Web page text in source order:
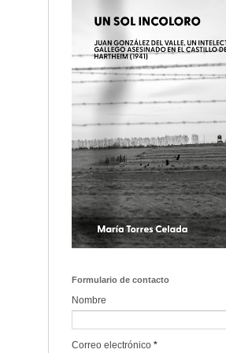
Formulario de contacto
Nombre
Correo electrónico *